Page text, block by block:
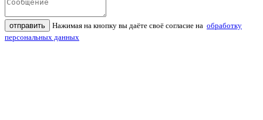
отправить Нажимая на кнопку вы даёте своё согласие на обработку
персональных данных